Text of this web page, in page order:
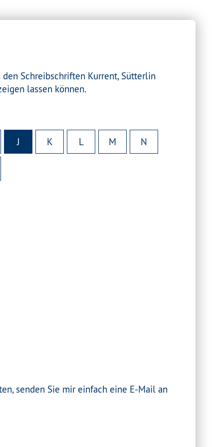
Schreibschriften Kurrent, Sütterlin
lassen können.
J K L M N
senden Sie mir einfach eine E-Mail an